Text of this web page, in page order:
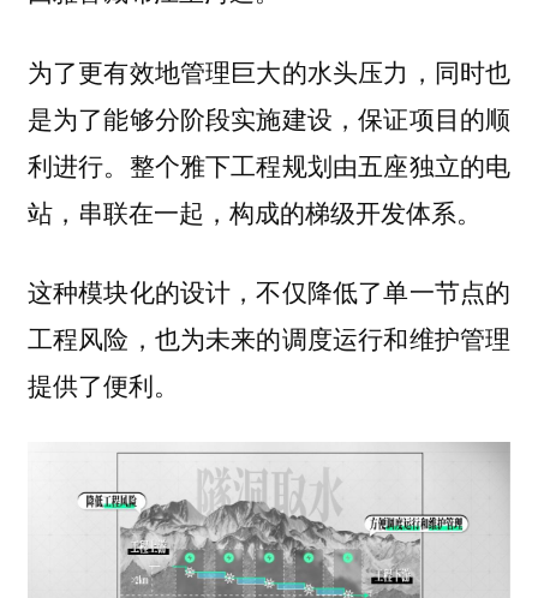
为了更有效地管理巨大的水头压力，同时也
是为了能够分阶段实施建设，保证项目的顺
利进行。整个雅下工程规划由五座独立的电
站，串联在一起，构成的梯级开发体系。
这种模块化的设计，不仅降低了单一节点的
工程风险，也为未来的调度运行和维护管理
提供了便利。